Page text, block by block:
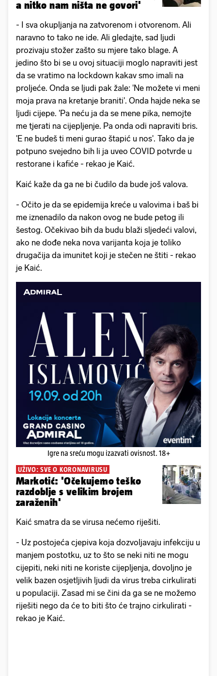
a nitko nam ništa ne govori'
- I sva okupljanja na zatvorenom i otvorenom. Ali
naravno to tako ne ide. Ali gledajte, sad ljudi
prozivaju stožer zašto su mjere tako blage. A
jedino što bi se u ovoj situaciji moglo napraviti jest
da se vratimo na lockdown kakav smo imali na
proljeće. Onda se ljudi pak žale: 'Ne možete vi meni
moja prava na kretanje braniti'. Onda hajde neka se
ljudi cijepe. 'Pa neću ja da se mene pika, nemojte
me tjerati na cijepljenje. Pa onda odi napraviti bris.
'E ne budeš ti meni gurao štapić u nos'. Tako da je
potpuno svejedno bih li ja uveo COVID potvrde u
restorane i kafiće - rekao je Kaić.
Kaić kaže da ga ne bi čudilo da bude još valova.
- Očito je da se epidemija kreće u valovima i baš bi
me iznenadilo da nakon ovog ne bude petog ili
šestog. Očekivao bih da budu blaži sljedeći valovi,
ako ne dođe neka nova varijanta koja je toliko
drugačija da imunitet koji je stečen ne štiti - rekao
je Kaić.
Igre na sreću mogu izazvati ovisnost. 18+
UŽIVO: SVE O KORONAVIRUSU
Markotić: 'Očekujemo teško
razdoblje s velikim brojem
zaraženih'
Kaić smatra da se virusa nećemo riješiti.
- Uz postojeća cjepiva koja dozvoljavaju infekciju u
manjem postotku, uz to što se neki niti ne mogu
cijepiti, neki niti ne koriste cijepljenja, dovoljno je
velik bazen osjetljivih ljudi da virus treba cirkulirati
u populaciji. Zasad mi se čini da ga se ne možemo
riješiti nego da će to biti što će trajno cirkulirati -
rekao je Kaić.